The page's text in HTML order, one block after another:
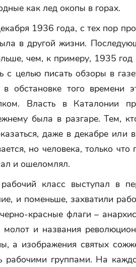
как лед окопы в горах.
1936 года, с тех пор
в другой жизни.
чем, к примеру, 1935
целью писать обзоры в
обстановке того времени
Власть в Каталонии
была в разгаре. Тем,
даже в декабре или
но человека, только что
и ошеломлял.
класс выступал в
и поменьше, захватили
красные флаги –
и названия
а изображения святых
рабочими группами. На